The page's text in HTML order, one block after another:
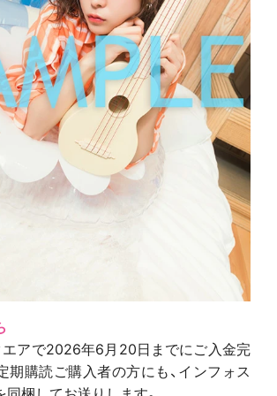
アで2026年6月20日までにご入金完
期購読ご購入者の方にも、インフォス